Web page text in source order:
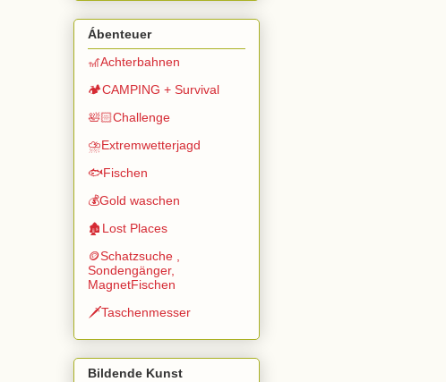
Ábenteuer
🎢Achterbahnen
🏕️CAMPING + Survival
🛀🏻Challenge
⛈️Extremwetterjagd
🐟Fischen
💰Gold waschen
🏚️Lost Places
🪙Schatzsuche ,
Sondengänger,
MagnetFischen
🗡️Taschenmesser
Bildende Kunst